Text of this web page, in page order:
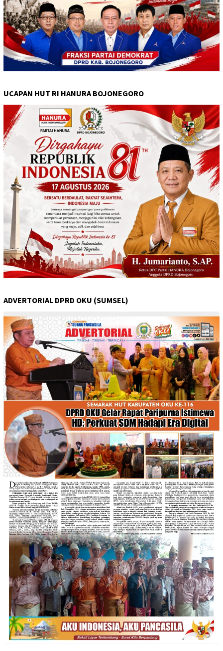
UCAPAN HUT RI HANURA BOJONEGORO
ADVERTORIAL DPRD OKU (SUMSEL)